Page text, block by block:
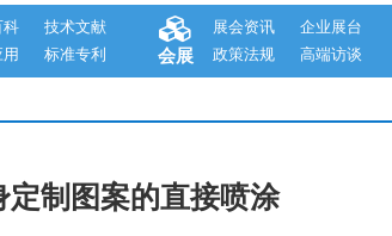
科
技术文献
标准专利 会展
展会资讯
企业展台
政策法规
高端访谈
定制图案的直接喷涂